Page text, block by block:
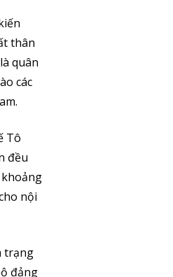
thân
quân
các
Tô
đều
nội
trạng
đảng